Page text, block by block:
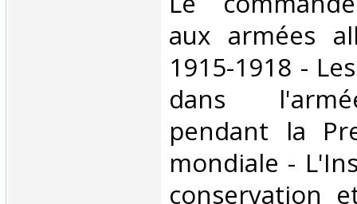
aux armées
1915-1918 -
dans
pendant la
mondiale -
conservation